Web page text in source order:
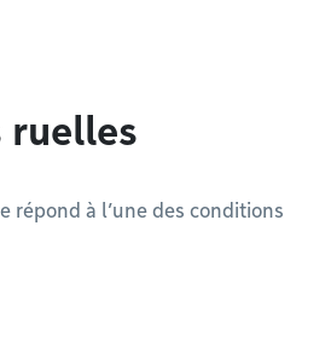
ruelles
répond à l’une des conditions